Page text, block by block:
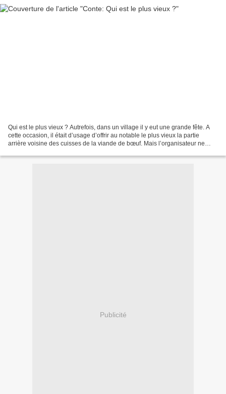
Qui est le plus vieux ? Autrefois, dans un village il y eut une grande fête. A
cette occasion, il était d’usage d’offrir au notable le plus vieux la partie
arrière voisine des cuisses de la viande de bœuf. Mais l’organisateur ne
Publicité